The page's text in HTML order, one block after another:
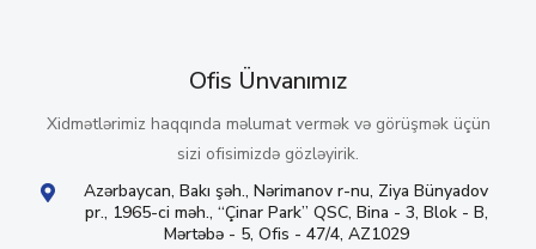
Ofis Ünvanımız
Xidmətlərimiz haqqında məlumat vermək və görüşmək üçün
sizi ofisimizdə gözləyirik.
Azərbaycan, Bakı şəh., Nərimanov r-nu, Ziya Bünyadov
pr., 1965-ci məh., “Çinar Park” QSC, Bina - 3, Blok - B,
Mərtəbə - 5, Ofis - 47/4, AZ1029